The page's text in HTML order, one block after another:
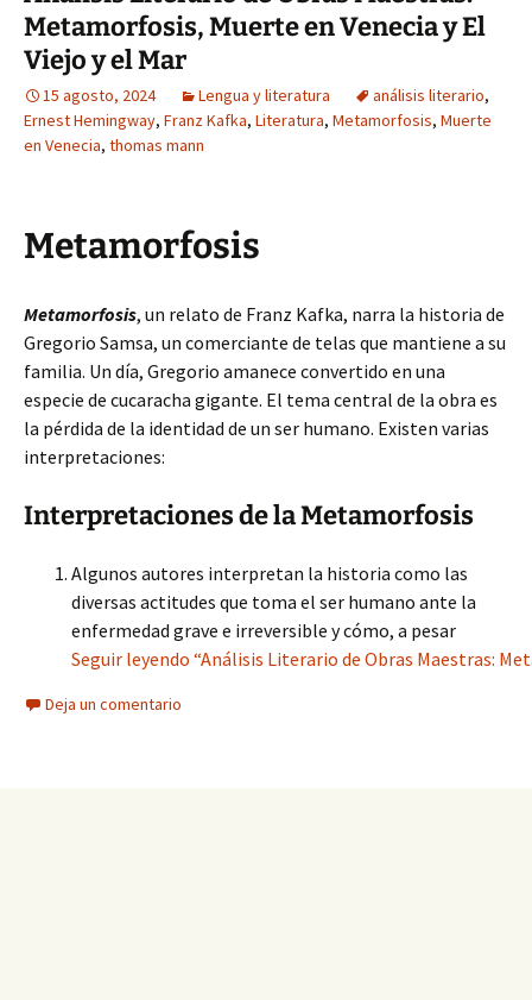
Metamorfosis, Muerte en Venecia y El
Viejo y el Mar
15 agosto, 2024 Lengua y literatura análisis literario,
Ernest Hemingway, Franz Kafka, Literatura, Metamorfosis, Muerte
en Venecia, thomas mann
Metamorfosis
Metamorfosis, un relato de Franz Kafka, narra la historia de
Gregorio Samsa, un comerciante de telas que mantiene a su
familia. Un día, Gregorio amanece convertido en una
especie de cucaracha gigante. El tema central de la obra es
la pérdida de la identidad de un ser humano. Existen varias
interpretaciones:
Interpretaciones de la Metamorfosis
Algunos autores interpretan la historia como las
diversas actitudes que toma el ser humano ante la
enfermedad grave e irreversible y cómo, a pesar
Seguir leyendo “Análisis Literario de Obras Maestras:
Deja un comentario